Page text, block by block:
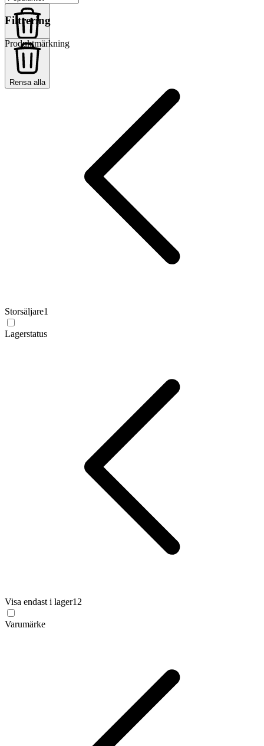
Rensa alla
Filtrering
Rensa alla
Produktmärkning
Storsäljare1
Lagerstatus
Visa endast i lager12
Varumärke